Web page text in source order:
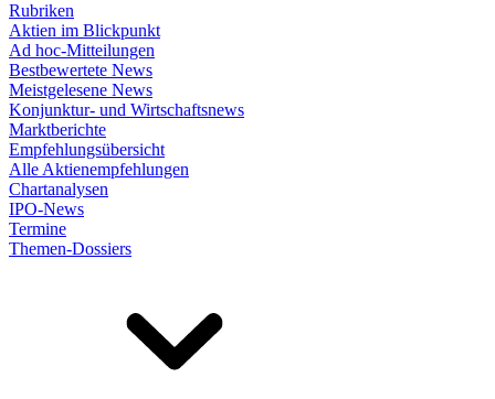
Rubriken
Aktien im Blickpunkt
Ad hoc-Mitteilungen
Bestbewertete News
Meistgelesene News
Konjunktur- und Wirtschaftsnews
Marktberichte
Empfehlungsübersicht
Alle Aktienempfehlungen
Chartanalysen
IPO-News
Termine
Themen-Dossiers